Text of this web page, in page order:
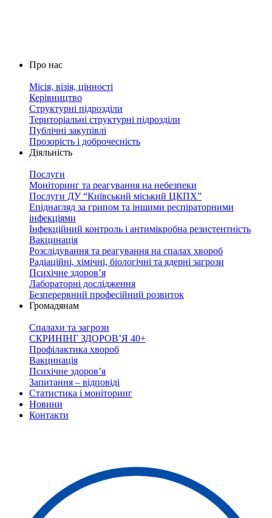
Про нас
Місія, візія, цінності
Керівництво
Структурні підрозділи
Територіальні структурні підрозділи
Публічні закупівлі
Прозорість і доброчесність
Діяльність
Послуги
Моніторинг та реагування на небезпеки
Послуги ДУ “Київський міський ЦКПХ”
Епіднагляд за грипом та іншими респіраторними
інфекціями
Інфекційний контроль і антимікробна резистентність
Вакцинація
Розслідування та реагування на спалах хвороб
Радіаційні, хімічні, біологічні та ядерні загрози
Психічне здоров’я
Лабораторні дослідження
Безперервний професійний розвиток
Громадянам
Спалахи та загрози
СКРИНІНГ ЗДОРОВʼЯ 40+
Профілактика хвороб
Вакцинація
Психічне здоров’я
Запитання – відповіді
Статистика і моніторинг
Новини
Контакти